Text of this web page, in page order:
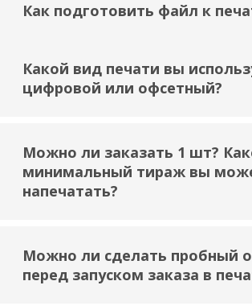
Как подготовить файл к
Какой вид печати вы
цифровой или офсетный?
Можно ли заказать 1 шт?
минимальный тираж вы
напечатать?
Можно ли сделать пробный
перед запуском заказа в